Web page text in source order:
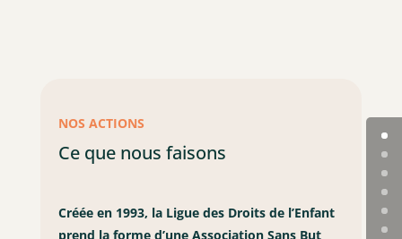
NOS ACTIONS
Ce que nous faisons
Créée en 1993, la Ligue des Droits de l’Enfant
prend la forme d’une Association Sans But